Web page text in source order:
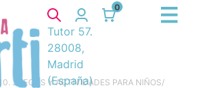
0
Tutor 57.
28008,
Madrid
(España)
10. JUEGOS Y ACTIVIDADES PARA NIÑOS/